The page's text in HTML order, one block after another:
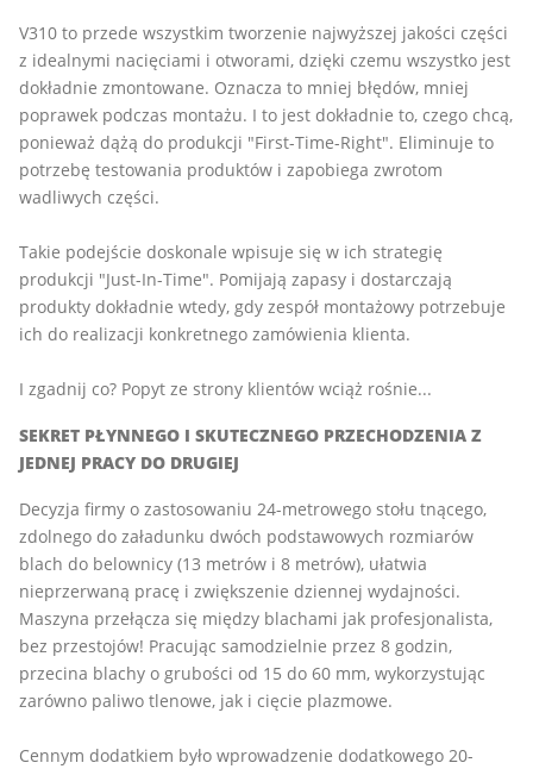
V310 to przede wszystkim tworzenie najwyższej jakości części
z idealnymi nacięciami i otworami, dzięki czemu wszystko jest
dokładnie zmontowane. Oznacza to mniej błędów, mniej
poprawek podczas montażu. I to jest dokładnie to, czego chcą,
ponieważ dążą do produkcji "First-Time-Right". Eliminuje to
potrzebę testowania produktów i zapobiega zwrotom
wadliwych części.
Takie podejście doskonale wpisuje się w ich strategię
produkcji "Just-In-Time". Pomijają zapasy i dostarczają
produkty dokładnie wtedy, gdy zespół montażowy potrzebuje
ich do realizacji konkretnego zamówienia klienta.
I zgadnij co? Popyt ze strony klientów wciąż rośnie...
SEKRET PŁYNNEGO I SKUTECZNEGO PRZECHODZENIA Z
JEDNEJ PRACY DO DRUGIEJ
Decyzja firmy o zastosowaniu 24-metrowego stołu tnącego,
zdolnego do załadunku dwóch podstawowych rozmiarów
blach do belownicy (13 metrów i 8 metrów), ułatwia
nieprzerwaną pracę i zwiększenie dziennej wydajności.
Maszyna przełącza się między blachami jak profesjonalista,
bez przestojów! Pracując samodzielnie przez 8 godzin,
przecina blachy o grubości od 15 do 60 mm, wykorzystując
zarówno paliwo tlenowe, jak i cięcie plazmowe.
Cennym dodatkiem było wprowadzenie dodatkowego 20-